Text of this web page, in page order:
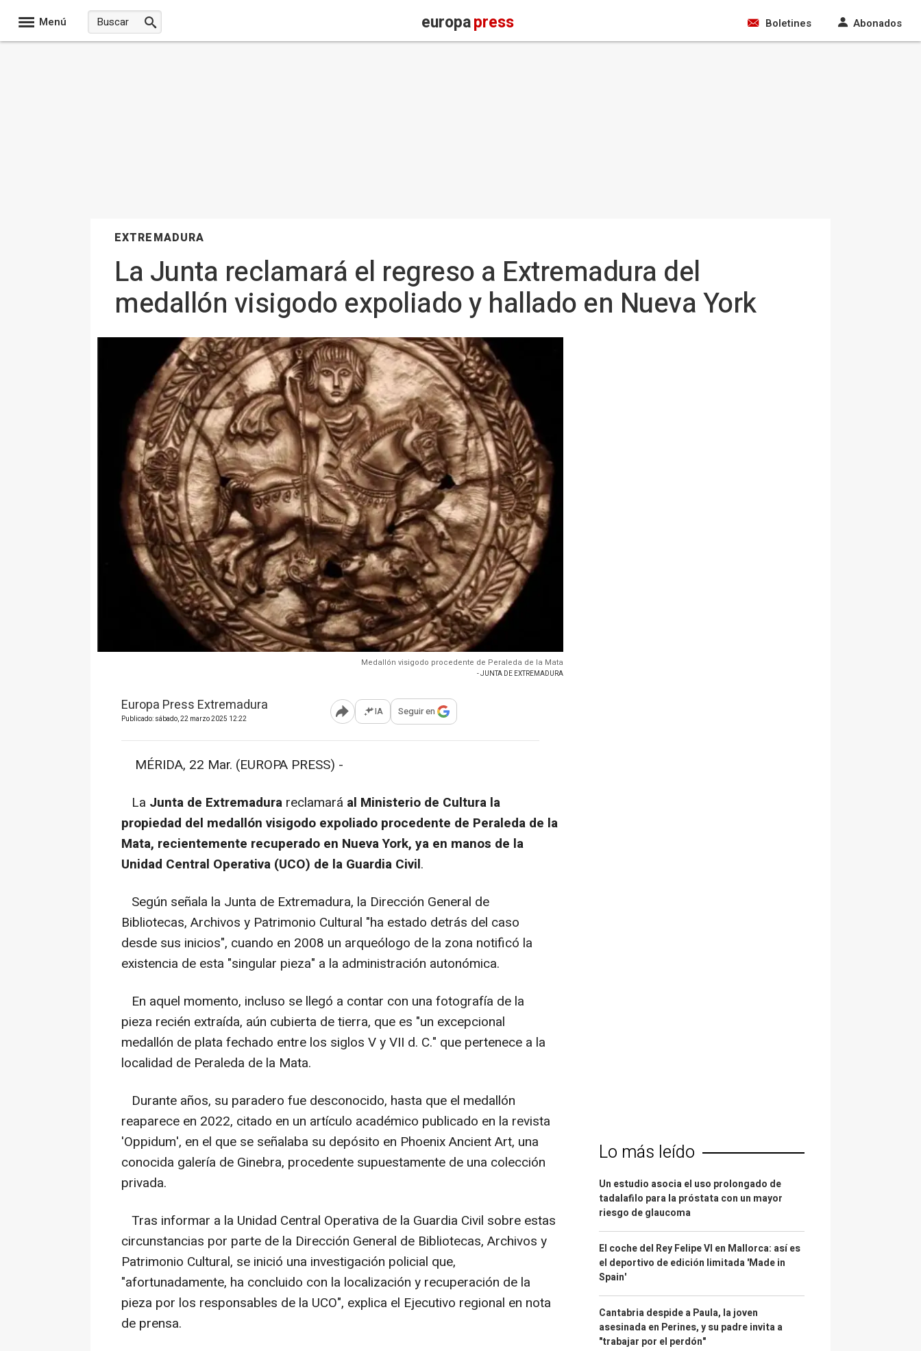
Menú europapress Boletines Abonados
EXTREMADURA
La Junta reclamará el regreso a Extremadura del
medallón visigodo expoliado y hallado en Nueva York
Medallón visigodo procedente de Peraleda de la Mata
- JUNTA DE EXTREMADURA
Europa Press Extremadura
Publicado: sábado, 22 marzo 2025 12:22 Abrir opciones para compartir
IA Seguir en
MÉRIDA, 22 Mar. (EUROPA PRESS) -
La Junta de Extremadura reclamará al Ministerio de Cultura la
propiedad del medallón visigodo expoliado procedente de Peraleda de la
Mata, recientemente recuperado en Nueva York, ya en manos de la
Unidad Central Operativa (UCO) de la Guardia Civil.
Según señala la Junta de Extremadura, la Dirección General de
Bibliotecas, Archivos y Patrimonio Cultural "ha estado detrás del caso
desde sus inicios", cuando en 2008 un arqueólogo de la zona notificó la
existencia de esta "singular pieza" a la administración autonómica.
En aquel momento, incluso se llegó a contar con una fotografía de la
pieza recién extraída, aún cubierta de tierra, que es "un excepcional
medallón de plata fechado entre los siglos V y VII d. C." que pertenece a la
localidad de Peraleda de la Mata.
Durante años, su paradero fue desconocido, hasta que el medallón
reaparece en 2022, citado en un artículo académico publicado en la revista
'Oppidum', en el que se señalaba su depósito en Phoenix Ancient Art, una
conocida galería de Ginebra, procedente supuestamente de una colección
privada.
Tras informar a la Unidad Central Operativa de la Guardia Civil sobre estas
circunstancias por parte de la Dirección General de Bibliotecas, Archivos y
Patrimonio Cultural, se inició una investigación policial que,
"afortunadamente, ha concluido con la localización y recuperación de la
pieza por los responsables de la UCO", explica el Ejecutivo regional en nota
de prensa.
Lo más leído
Un estudio asocia el uso prolongado de
tadalafilo para la próstata con un mayor
riesgo de glaucoma
El coche del Rey Felipe VI en Mallorca: así es
el deportivo de edición limitada 'Made in
Spain'
Cantabria despide a Paula, la joven
asesinada en Perines, y su padre invita a
"trabajar por el perdón"